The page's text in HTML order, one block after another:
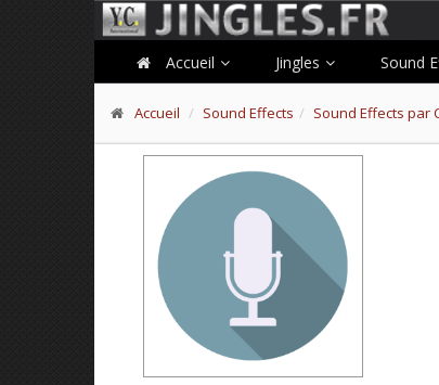
Accueil Jingles Sound
Accueil Sound Effects Sound Effects par